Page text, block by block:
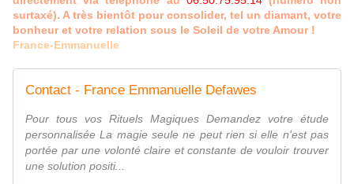
surtaxé). A très bientôt pour consolider, tel un diamant, votre
bonheur et votre relation sous le Soleil de votre Amour !
France-Emmanuelle
Contact - France Emmanuelle Defawes
Pour tous vos Rituels Magiques Demandez votre étude
personnalisée La magie seule ne peut rien si elle n'est pas
portée par une volonté claire et constante de vouloir trouver
une solution positi...